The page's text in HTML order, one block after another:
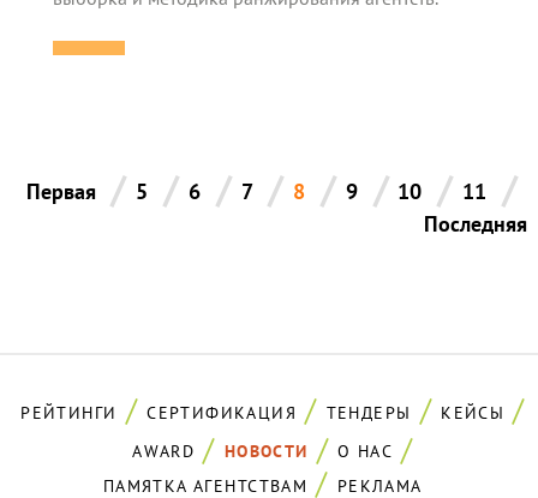
Первая / 5 / 6 / 7 / 8 / 9 / 10 / 11 /
Последняя
РЕЙТИНГИ СЕРТИФИКАЦИЯ ТЕНДЕРЫ
КЕЙСЫ
AWARD
НОВОСТИ
О НАС
ПАМЯТКА АГЕНТСТВАМ
РЕКЛАМА